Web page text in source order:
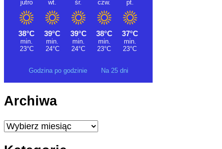
Godzina po godzinie Na 25 dni
Archiwa
Archiwa